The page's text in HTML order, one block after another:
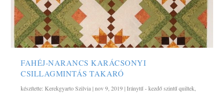
FAHÉJ-NARANCS KARÁCSONYI
CSILLAGMINTÁS TAKARÓ
készítette:Kerekgyarto Szilvia|nov 9, 2019|Iránytű - kezdő szintű quiltek,